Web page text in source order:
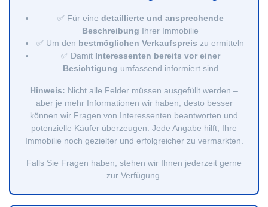
✅ Für eine detaillierte und ansprechende
Beschreibung Ihrer Immobilie
✅ Um den bestmöglichen Verkaufspreis zu ermitteln
✅ Damit Interessenten bereits vor einer
Besichtigung umfassend informiert sind
Hinweis: Nicht alle Felder müssen ausgefüllt werden –
aber je mehr Informationen wir haben, desto besser
können wir Fragen von Interessenten beantworten und
potenzielle Käufer überzeugen. Jede Angabe hilft, Ihre
Immobilie noch gezielter und erfolgreicher zu vermarkten.
Falls Sie Fragen haben, stehen wir Ihnen jederzeit gerne
zur Verfügung.